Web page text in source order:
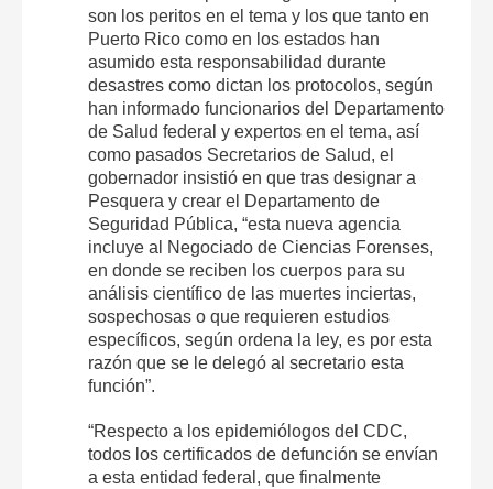
son los peritos en el tema y los que tanto en
Puerto Rico como en los estados han
asumido esta responsabilidad durante
desastres como dictan los protocolos, según
han informado funcionarios del Departamento
de Salud federal y expertos en el tema, así
como pasados Secretarios de Salud, el
gobernador insistió en que tras designar a
Pesquera y crear el Departamento de
Seguridad Pública, “esta nueva agencia
incluye al Negociado de Ciencias Forenses,
en donde se reciben los cuerpos para su
análisis científico de las muertes inciertas,
sospechosas o que requieren estudios
específicos, según ordena la ley, es por esta
razón que se le delegó al secretario esta
función”.
“Respecto a los epidemiólogos del CDC,
todos los certificados de defunción se envían
a esta entidad federal, que finalmente